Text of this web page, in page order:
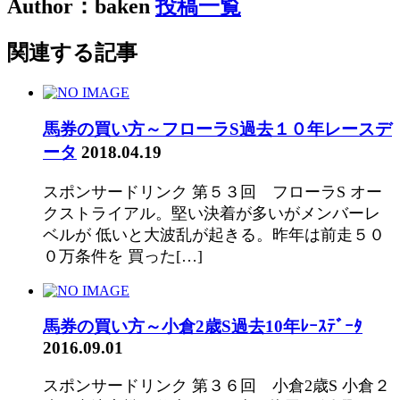
Author：baken投稿一覧
関連する記事
馬券の買い方～フローラS過去１０年レースデ
ータ 2018.04.19
スポンサードリンク 第５３回 フローラS オー
クストライアル。堅い決着が多いがメンバーレ
ベルが 低いと大波乱が起きる。昨年は前走５０
０万条件を 買った[…]
馬券の買い方～小倉2歳S過去10年ﾚｰｽﾃﾞｰﾀ
2016.09.01
スポンサードリンク 第３６回 小倉2歳S 小倉２